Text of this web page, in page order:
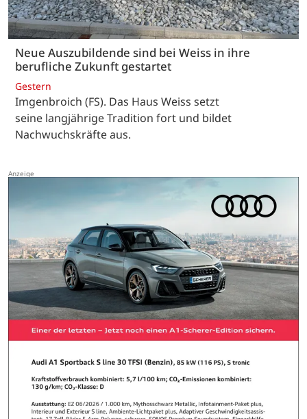
Neue Auszubildende sind bei Weiss in ihre
berufliche Zukunft gestartet
Gestern
Imgenbroich (FS). Das Haus Weiss setzt
seine langjährige Tradition fort und bildet
Nachwuchskräfte aus.